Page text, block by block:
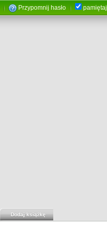
Przypomnij hasło pamiętaj
Dodaj książkę